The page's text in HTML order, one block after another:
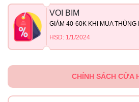
VOI BIM
GIẢM 40-60K KHI MUA THÙNG
HSD: 1/1/2024
CHÍNH SÁCH CỬA